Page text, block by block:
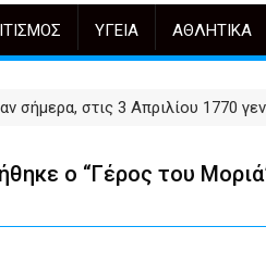
ΥΓΕΊΑ ΑΘΛΗΤΙΚΆ
σήμερα, στις 3 Απριλίου 1770
ο “Γέρος του